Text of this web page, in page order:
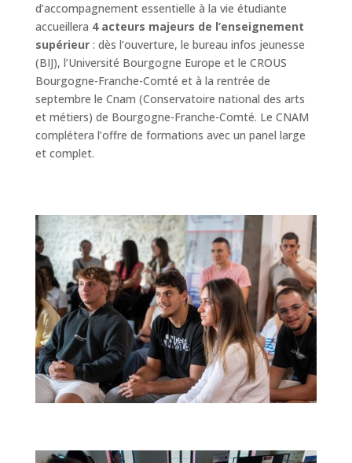
d’accompagnement essentielle à la vie étudiante
accueillera 4 acteurs majeurs de l’enseignement
supérieur: dès l’ouverture, le bureau infos jeunesse
(BIJ), l’Université Bourgogne Europe et le CROUS
Bourgogne-Franche-Comté et à la rentrée de
septembre le Cnam (Conservatoire national des arts
et métiers) de Bourgogne-Franche-Comté. Le CNAM
complétera l’offre de formations avec un panel large
et complet.